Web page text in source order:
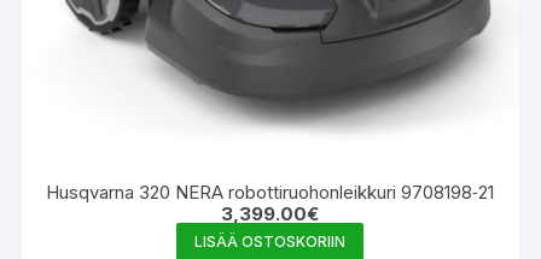
Husqvarna 320 NERA robottiruohonleikkuri 9708198‑21
3,399.00€
LISÄÄ OSTOSKORIIN